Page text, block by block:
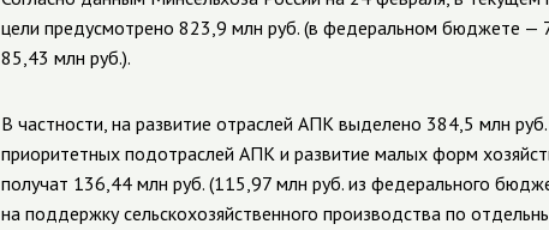
цели предусмотрено 823,9 млн руб. (в федеральном бюджете —
85,43 млн руб.).
В частности, на развитие отраслей АПК выделено 384,5 млн
приоритетных подотраслей АПК и развитие малых форм
получат 136,44 млн руб. (115,97 млн руб. из федерального
на поддержку сельскохозяйственного производства по